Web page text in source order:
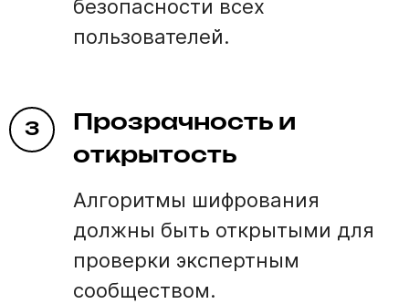
безопасности всех
пользователей.
3
Прозрачность и
открытость
Алгоритмы шифрования
должны быть открытыми для
проверки экспертным
сообществом.